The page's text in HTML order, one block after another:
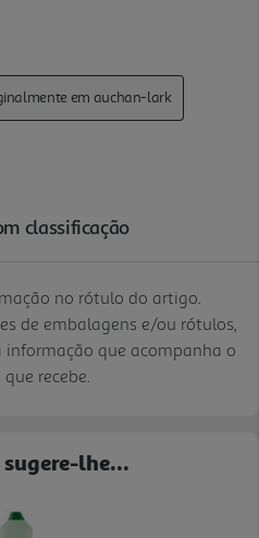
no rótulo do artigo.
de embalagens e/ou rótulos,
informação que acompanha o
recebe.
lhe...